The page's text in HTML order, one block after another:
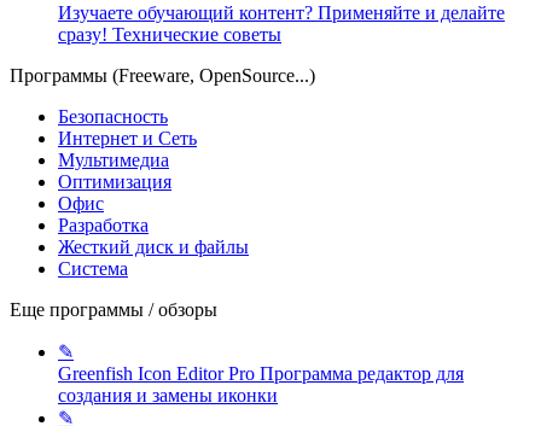
Изучаете обучающий контент? Применяйте и делайте
сразу! Технические советы
Программы (Freeware, OpenSource...)
Безопасность
Интернет и Сеть
Мультимедиа
Оптимизация
Офис
Разработка
Жесткий диск и файлы
Система
Еще программы / обзоры
✎
Greenfish Icon Editor Pro Программа редактор для
создания и замены иконки
✎